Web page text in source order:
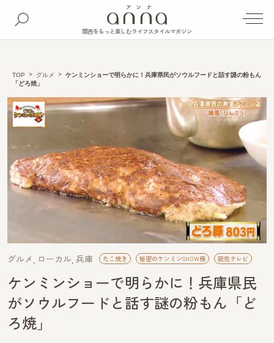
関西をもっと楽しむライフスタイルマガジン
TOP グルメ
ケンミンショーで明らかに！兵庫県民がソウルフードと話す謎の粉もん
「どろ焼」
グルメ ローカル 兵庫 たこ焼き 秘密のケンミンSHOW極 読売テレビ
ケンミンショーで明らかに！兵庫県民
がソウルフードと話す謎の粉もん「ど
ろ焼」